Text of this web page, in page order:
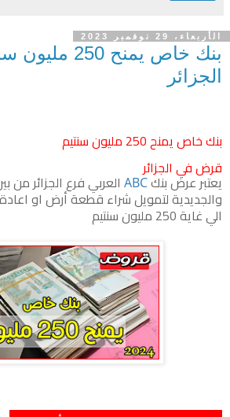
الأربعاء، 29 نوفمبر 2023
بنك خاص يمنح
الجزائر
بنك خاص يمنح 250 مليون سنتيم
قرض في الجزائر
يعتبر عرض بنكABC العربي فرع الجزائر من
والجديدية لتمويل شراء قطعة أرض او
الي غاية 250 مليون سنتيم